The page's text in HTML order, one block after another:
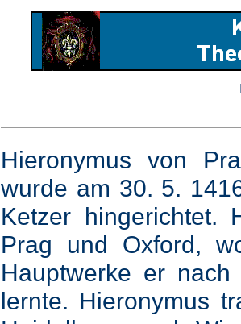
Hieronymus von
wurde am 30. 5.
Ketzer hingerichtet.
Prag und Oxford,
Hauptwerke er
lernte. Hieronymus